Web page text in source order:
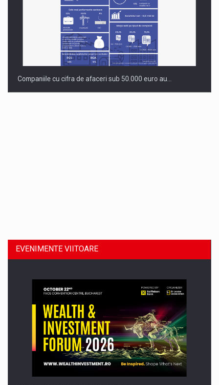
Companiile cu cifra de afaceri sub 50.000 euro au…
Comunicat de presa: Joburile part-time reincep sa intre pe…
EVENIMENTE VIITOARE